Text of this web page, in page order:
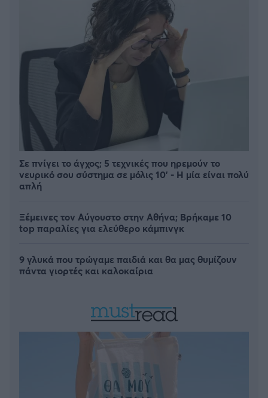
Σε πνίγει το άγχος; 5 τεχνικές που ηρεμούν το
νευρικό σου σύστημα σε μόλις 10' - Η μία είναι πολύ
απλή
Ξέμεινες τον Αύγουστο στην Αθήνα; Βρήκαμε 10
top παραλίες για ελεύθερο κάμπινγκ
9 γλυκά που τρώγαμε παιδιά και θα μας θυμίζουν
πάντα γιορτές και καλοκαίρια